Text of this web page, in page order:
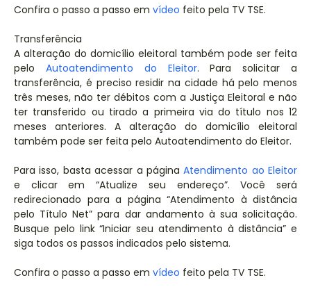
Confira o passo a passo em vídeo feito pela TV TSE.
Transferência
A alteração do domicílio eleitoral também pode ser feita
pelo Autoatendimento do Eleitor. Para solicitar a
transferência, é preciso residir na cidade há pelo menos
três meses, não ter débitos com a Justiça Eleitoral e não
ter transferido ou tirado a primeira via do título nos 12
meses anteriores. A alteração do domicílio eleitoral
também pode ser feita pelo Autoatendimento do Eleitor.
Para isso, basta acessar a páginaAtendimento ao Eleitor
e clicar em “Atualize seu endereço”. Você será
redirecionado para a página “Atendimento à distância
pelo Título Net” para dar andamento à sua solicitação.
Busque pelo link “Iniciar seu atendimento à distância” e
siga todos os passos indicados pelo sistema.
Confira o passo a passo em vídeo feito pela TV TSE.